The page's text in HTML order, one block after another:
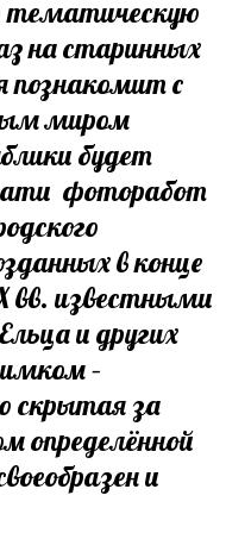
тематическую
на старинных
познакомит с
миром
будет
фоторабот
в конце
вв. известными
и других
–
скрытая за
определённой
и